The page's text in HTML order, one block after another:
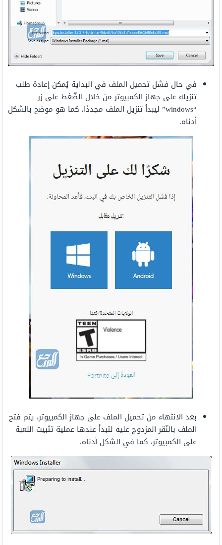
في حال فشل تحميل الملف في البداية يُمكن إعادة طلب
تنزيله على جهاز الكمبيوتر من خلال الضّغط على زر
“windows” ليبدأ تنزيل الملف مجددًا، كما هو موضح بالشكل
أدناه.
بعد الانتهاء من تحميل الملف على جهاز الكمبيوتر، يتم فتح
الملف بالنّقر المزدوج عليه لتبدأ عندها عملية تثبيت اللعبة
على الكمبيوتر، كما في الشكل أدناه.